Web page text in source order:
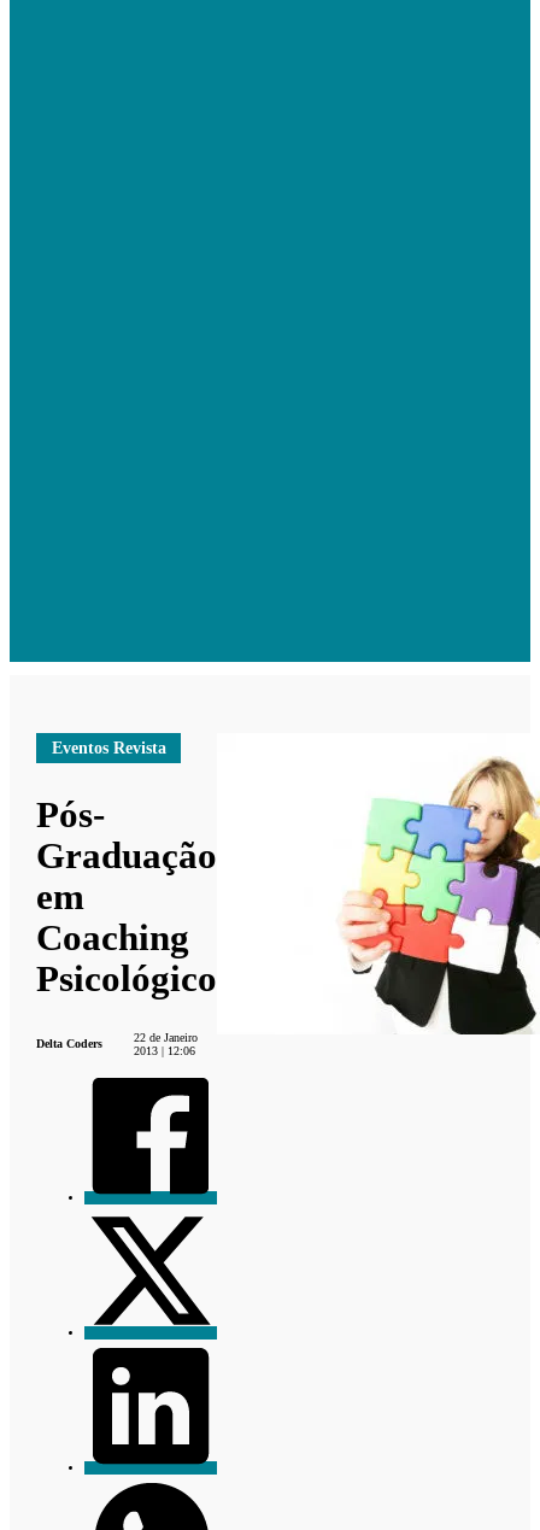
Eventos Revista
Pós-
Graduação
em
Coaching
Psicológico
Delta Coders
22 de Janeiro
2013 | 12:06